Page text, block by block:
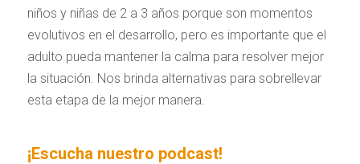
niños y niñas de 2 a 3 años porque son momentos
evolutivos en el desarrollo, pero es importante que el
adulto pueda mantener la calma para resolver mejor
la situación. Nos brinda alternativas para sobrellevar
esta etapa de la mejor manera.
¡Escucha nuestro podcast!